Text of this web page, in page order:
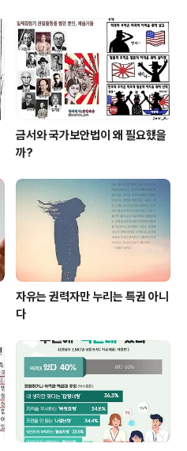
금서와 국가보안법이 왜 필요했을
까?
자유는 권력자만 누리는 특권 아니
다